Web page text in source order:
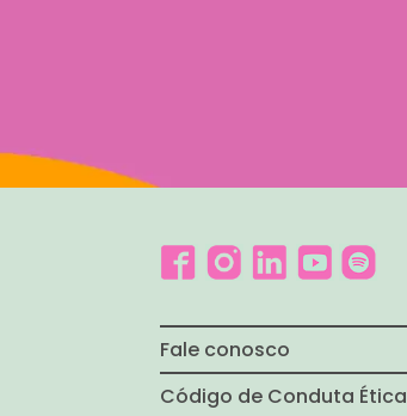
Fale conosco
Código de Conduta Ética